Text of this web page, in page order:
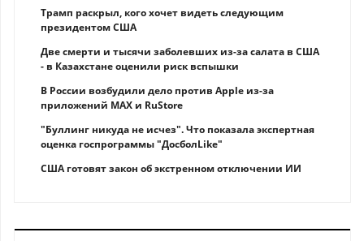
Трамп раскрыл, кого хочет видеть следующим
президентом США
Две смерти и тысячи заболевших из-за салата в США
- в Казахстане оценили риск вспышки
В России возбудили дело против Apple из-за
приложений MAX и RuStore
"Буллинг никуда не исчез". Что показала экспертная
оценка госпрограммы "ДосболLike"
США готовят закон об экстренном отключении ИИ